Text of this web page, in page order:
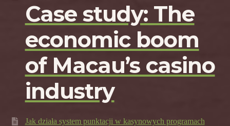
Case study: The
economic boom
of Macau’s casino
industry
Jak działa system punktacji w kasynowych programach